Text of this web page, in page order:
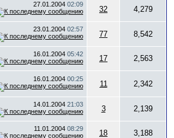
27.01.2004 02:09
32 4,279
23.01.2004 02:57
77 8,542
16.01.2004 05:42
17 2,563
16.01.2004 00:25
11 2,342
14.01.2004 21:03
3 2,139
11.01.2004 08:29
18 3,188